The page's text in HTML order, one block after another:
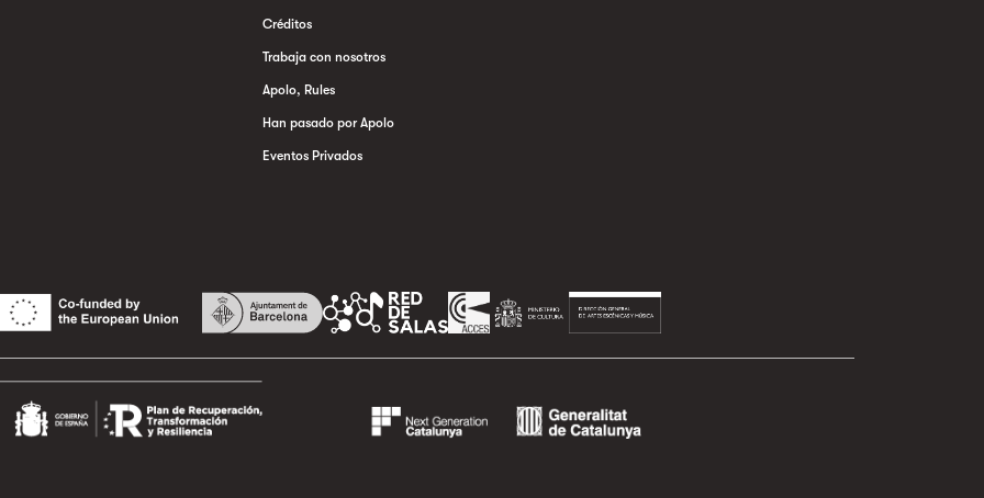
Créditos
Trabaja con nosotros
Apolo, Rules
Han pasado por Apolo
Eventos Privados